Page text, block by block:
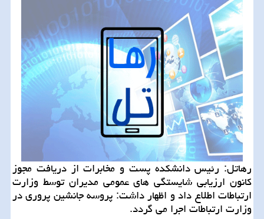
رهاتل: رئیس دانشكده پست و مخابرات از دریافت مجوز
كانون ارزیابی شایستگی های عمومی مدیران توسط وزارت
ارتباطات اطلاع داد و اظهار داشت: پروسه جانشین پروری در
وزارت ارتباطات اجرا می گردد.